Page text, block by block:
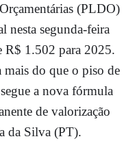
(PLDO)
nesta segunda-feira
R$ 1.502 para 2025.
mais do que o piso de
a nova fórmula
de valorização
da Silva (PT).